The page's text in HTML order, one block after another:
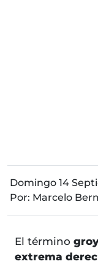
Domingo 14
Por: Marcelo
El término
extrema